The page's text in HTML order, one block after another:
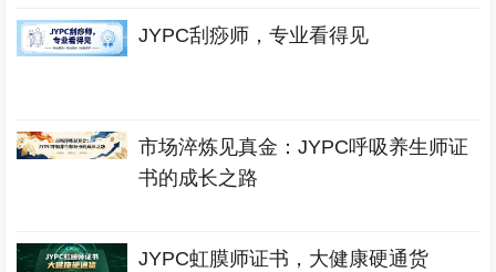
JYPC刮痧师，专业看得见
市场淬炼见真金：JYPC呼吸养生师证
书的成长之路
JYPC虹膜师证书，大健康硬通货